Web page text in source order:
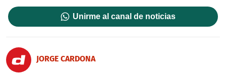
Unirme al canal de noticias
JORGE CARDONA